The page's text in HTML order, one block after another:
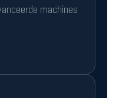
machines